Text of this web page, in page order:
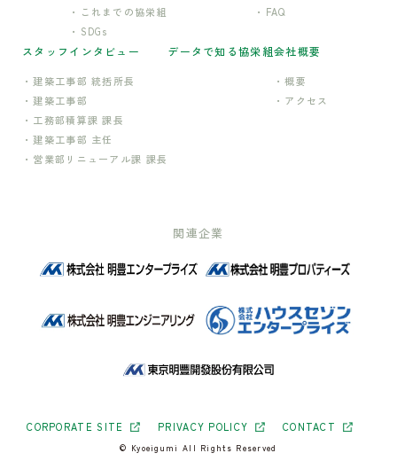
これまでの協栄組
SDGs
FAQ
スタッフインタビュー
建築工事部 統括所長
建築工事部
工務部積算課 課長
建築工事部 主任
営業部リニューアル課 課長
データで知る協栄組会社概要
概要
アクセス
関連企業
CORPORATE SITE PRIVACY POLICY CONTACT
© Kyoeigumi All Rights Reserved